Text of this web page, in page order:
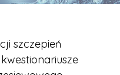
szczepień